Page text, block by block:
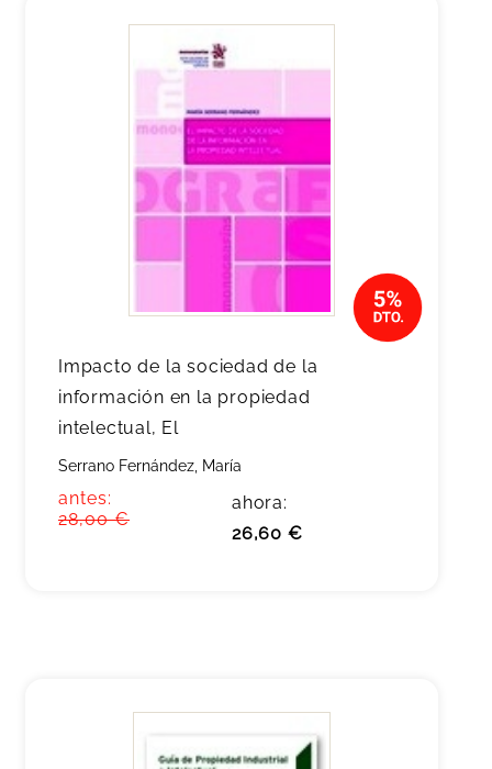
Impacto de la sociedad de la
información en la propiedad
intelectual, El
Serrano Fernández, María
antes:
28,00 €
ahora:
26,60 €